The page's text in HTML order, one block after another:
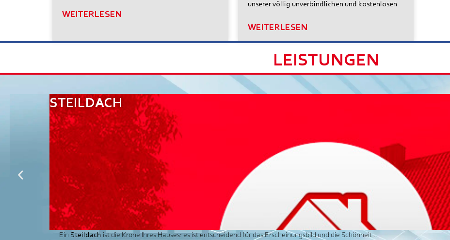
WEITERLESEN
unserer völlig unverbindlichen und kostenlosen
WEITERLESEN
LEISTUNGEN
STEILDACH
Ein Steildach ist die Krone Ihres Hauses: es ist entscheidend für das Erscheinungsbild und die Schönheit …